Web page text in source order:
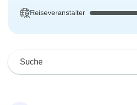
Reiseveranstalter